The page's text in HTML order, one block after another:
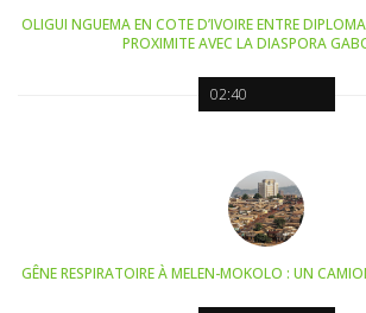
02:40
OLIGUI NGUEMA EN COTE D’IVOIRE ENTRE
PROXIMITE AVEC LA DIASPORA
GÊNE RESPIRATOIRE À MELEN-MOKOLO : UN